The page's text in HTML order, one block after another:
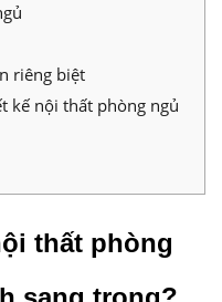
riêng biệt
kế nội thất phòng ngủ
thất phòng